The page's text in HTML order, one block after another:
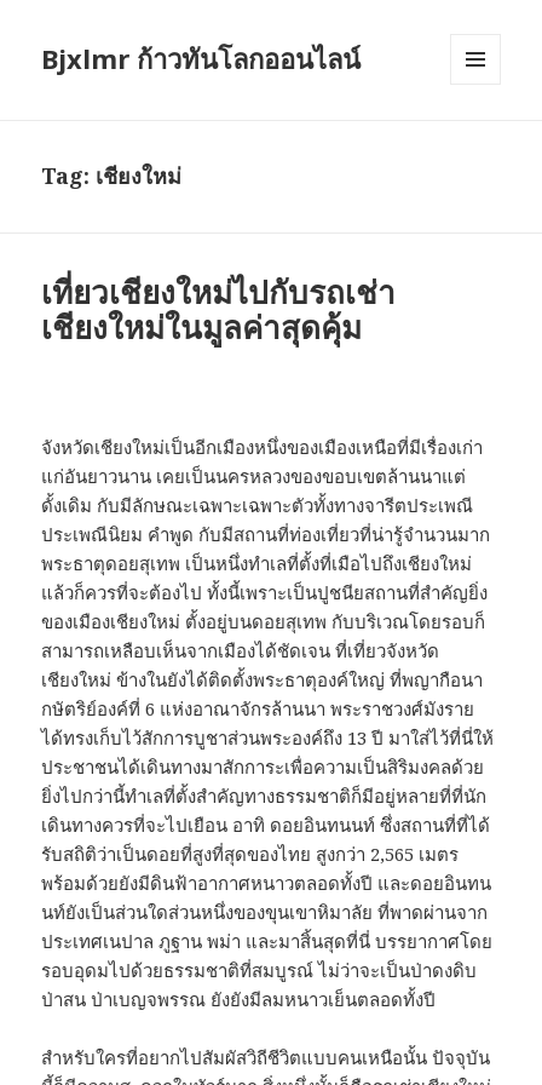
Bjxlmr ก้าวทันโลกออนไลน์
Tag: เชียงใหม่
เที่ยวเชียงใหม่ไปกับรถเช่า
เชียงใหม่ในมูลค่าสุดคุ้ม
จังหวัดเชียงใหม่เป็นอีกเมืองหนึ่งของเมืองเหนือที่มีเรื่องเก่า
แก่อันยาวนาน เคยเป็นนครหลวงของขอบเขตล้านนาแต่
ดั้งเดิม กับมีลักษณะเฉพาะเฉพาะตัวทั้งทางจารีตประเพณี
ประเพณีนิยม คำพูด กับมีสถานที่ท่องเที่ยวที่น่ารู้จำนวนมาก
พระธาตุดอยสุเทพ เป็นหนึ่งทำเลที่ตั้งที่เมือไปถึงเชียงใหม่
แล้วก็ควรที่จะต้องไป ทั้งนี้เพราะเป็นปูชนียสถานที่สำคัญยิ่ง
ของเมืองเชียงใหม่ ตั้งอยู่บนดอยสุเทพ กับบริเวณโดยรอบก็
สามารถเหลือบเห็นจากเมืองได้ชัดเจน ที่เที่ยวจังหวัด
เชียงใหม่ ข้างในยังได้ติดตั้งพระธาตุองค์ใหญ่ ที่พญากือนา
กษัตริย์องค์ที่ 6 แห่งอาณาจักรล้านนา พระราชวงศ์มังราย
ได้ทรงเก็บไว้สักการบูชาส่วนพระองค์ถึง 13 ปี มาใส่ไว้ที่นี่ให้
ประชาชนได้เดินทางมาสักการะเพื่อความเป็นสิริมงคลด้วย
ยิ่งไปกว่านี้ทำเลที่ตั้งสำคัญทางธรรมชาติก็มีอยู่หลายที่ที่นัก
เดินทางควรที่จะไปเยือน อาทิ ดอยอินทนนท์ ซึ่งสถานที่ที่ได้
รับสถิติว่าเป็นดอยที่สูงที่สุดของไทย สูงกว่า 2,565 เมตร
พร้อมด้วยยังมีดินฟ้าอากาศหนาวตลอดทั้งปี และดอยอินทน
นท์ยังเป็นส่วนใดส่วนหนึ่งของขุนเขาหิมาลัย ที่พาดผ่านจาก
ประเทศเนปาล ภูฐาน พม่า และมาสิ้นสุดที่นี่ บรรยากาศโดย
รอบอุดมไปด้วยธรรมชาติที่สมบูรณ์ ไม่ว่าจะเป็นป่าดงดิบ
ป่าสน ป่าเบญจพรรณ ยังยังมีลมหนาวเย็นตลอดทั้งปี
สำหรับใครที่อยากไปสัมผัสวิถีชีวิตแบบคนเหนือนั้น ปัจจุบัน